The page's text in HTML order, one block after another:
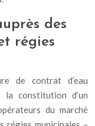
des
régies
de contrat d’eau
la constitution d’un
du marché